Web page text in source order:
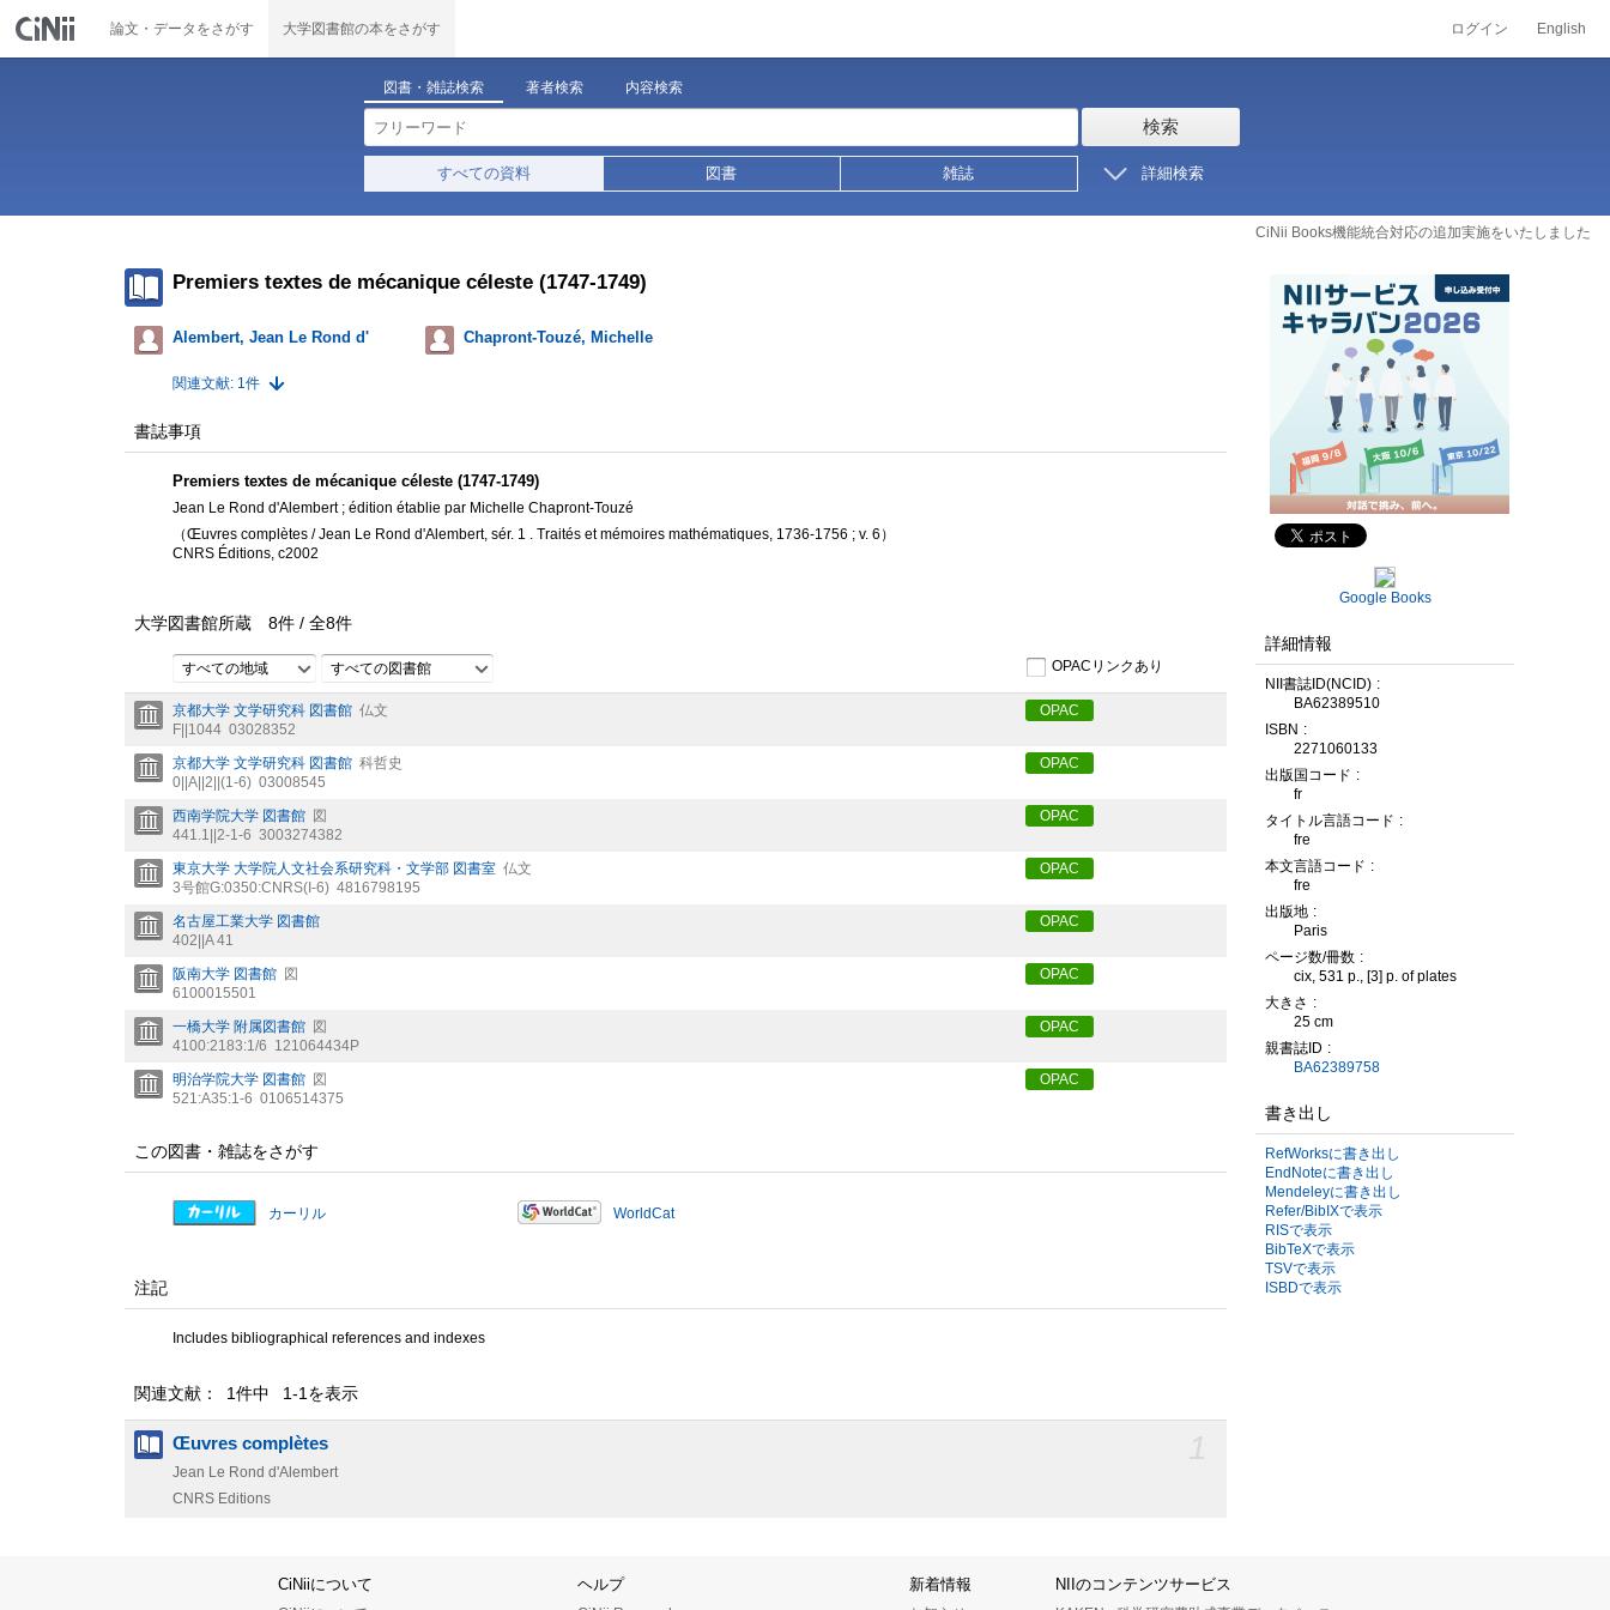
論文・データをさがす 大学図書館の本をさがす ログイン English
図書・雑誌検索 著者検索 内容検索
検索
すべての資料 図書 雑誌 詳細検索
CiNii Books機能統合対応の追加実施をいたしました
Premiers textes de mécanique céleste (1747-1749)
Alembert, Jean Le Rond d' Chapront-Touzé, Michelle
関連文献: 1件
書誌事項
Premiers textes de mécanique céleste (1747-1749)
Jean Le Rond d'Alembert ; édition établie par Michelle Chapront-Touzé
（Œuvres complètes / Jean Le Rond d'Alembert, sér. 1 . Traités et mémoires mathématiques, 1736-1756 ; v. 6）
CNRS Éditions, c2002
大学図書館所蔵 8件 / 全8件
すべての地域 すべての図書館 OPACリンクあり
京都大学 文学研究科 図書館 仏文
F||1044 03028352
OPAC
京都大学 文学研究科 図書館 科哲史
0||A||2||(1-6) 03008545
OPAC
西南学院大学 図書館 図
441.1||2-1-6 3003274382
OPAC
東京大学 大学院人文社会系研究科・文学部 図書室 仏文
3号館G:0350:CNRS(I-6) 4816798195
OPAC
名古屋工業大学 図書館
402||A 41
OPAC
阪南大学 図書館 図
6100015501
OPAC
一橋大学 附属図書館 図
4100:2183:1/6 121064434P
OPAC
明治学院大学 図書館 図
521:A35:1-6 0106514375
OPAC
この図書・雑誌をさがす
カーリル WorldCat
注記
Includes bibliographical references and indexes
関連文献： 1件中 1-1を表示
Œuvres complètes
Jean Le Rond d'Alembert
CNRS Editions
Google Books
詳細情報
NII書誌ID(NCID)
BA62389510
ISBN
2271060133
出版国コード
fr
タイトル言語コード
fre
本文言語コード
fre
出版地
Paris
ページ数/冊数
cix, 531 p., [3] p. of plates
大きさ
25 cm
親書誌ID
BA62389758
書き出し
RefWorksに書き出し
EndNoteに書き出し
Mendeleyに書き出し
Refer/BibIXで表示
RISで表示
BibTeXで表示
TSVで表示
ISBDで表示
CiNiiについて ヘルプ 新着情報 NIIのコンテンツサービス